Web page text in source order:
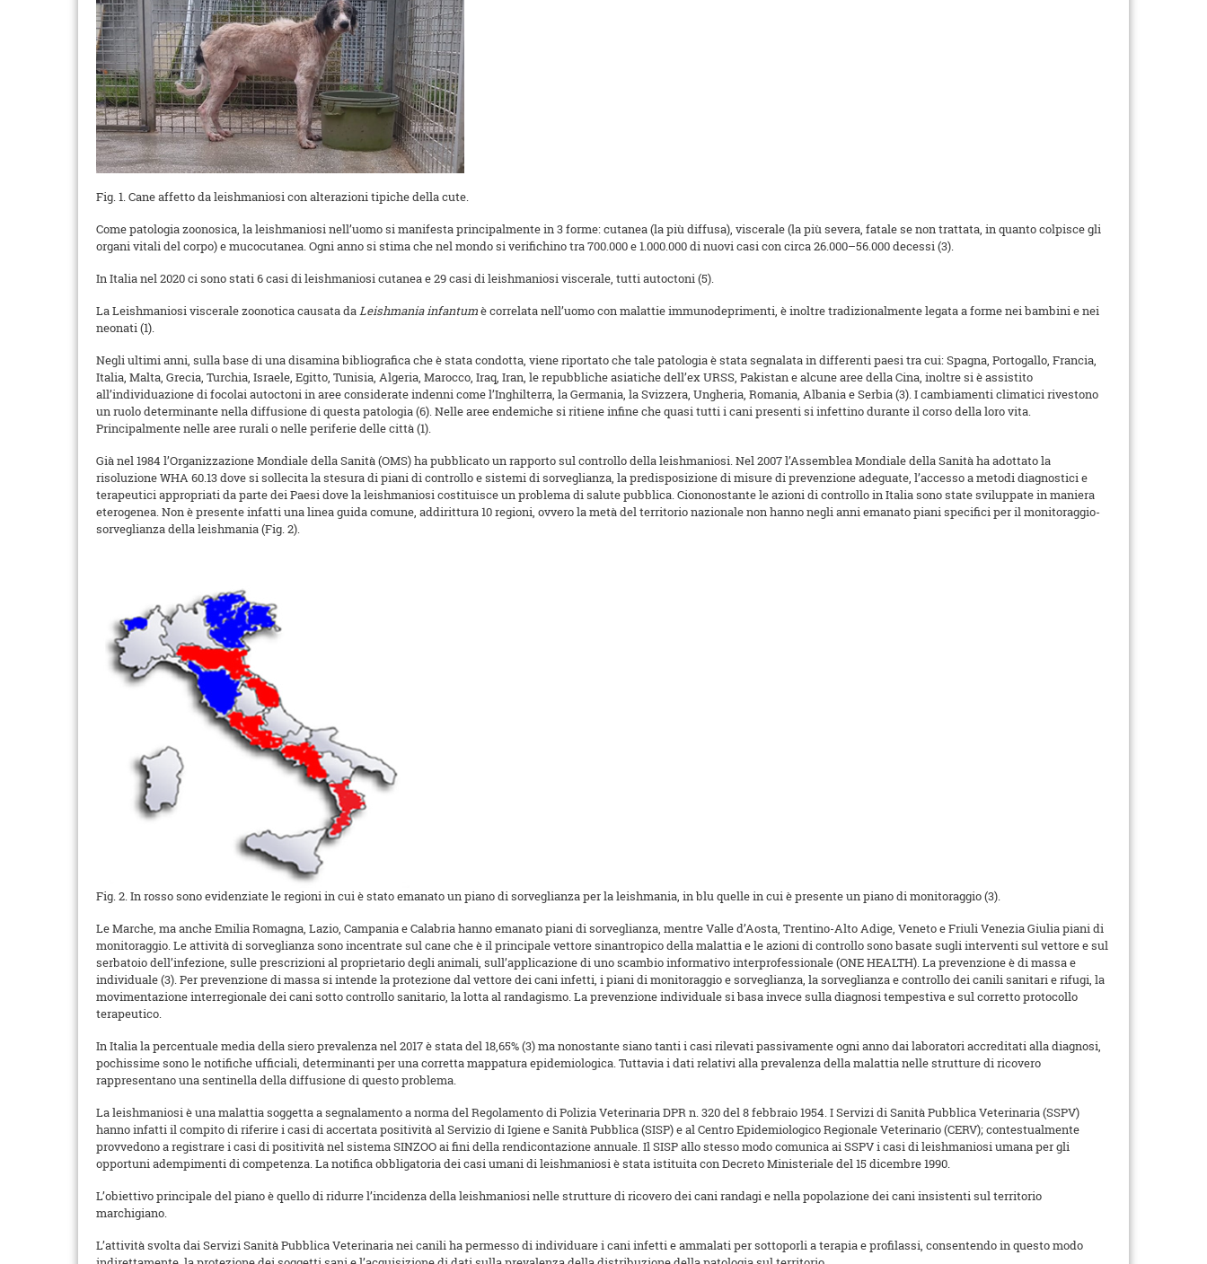
Fig. 1. Cane affetto da leishmaniosi con alterazioni tipiche della cute.
Come patologia zoonosica, la leishmaniosi nell’uomo si manifesta principalmente in 3 forme: cutanea (la più diffusa), viscerale (la più severa, fatale se non trattata, in quanto colpisce gli
organi vitali del corpo) e mucocutanea. Ogni anno si stima che nel mondo si verifichino tra 700.000 e 1.000.000 di nuovi casi con circa 26.000–56.000 decessi (3).
In Italia nel 2020 ci sono stati 6 casi di leishmaniosi cutanea e 29 casi di leishmaniosi viscerale, tutti autoctoni (5).
La Leishmaniosi viscerale zoonotica causata daLeishmania infantumè correlata nell’uomo con malattie immunodeprimenti, è inoltre tradizionalmente legata a forme nei bambini e nei
neonati (1).
Negli ultimi anni, sulla base di una disamina bibliografica che è stata condotta, viene riportato che tale patologia è stata segnalata in differenti paesi tra cui: Spagna, Portogallo, Francia,
Italia, Malta, Grecia, Turchia, Israele, Egitto, Tunisia, Algeria, Marocco, Iraq, Iran, le repubbliche asiatiche dell’ex URSS, Pakistan e alcune aree della Cina, inoltre si è assistito
all’individuazione di focolai autoctoni in aree considerate indenni come l’Inghilterra, la Germania, la Svizzera, Ungheria, Romania, Albania e Serbia (3). I cambiamenti climatici rivestono
un ruolo determinante nella diffusione di questa patologia (6). Nelle aree endemiche si ritiene infine che quasi tutti i cani presenti si infettino durante il corso della loro vita.
Principalmente nelle aree rurali o nelle periferie delle città (1).
Già nel 1984 l’Organizzazione Mondiale della Sanità (OMS) ha pubblicato un rapporto sul controllo della leishmaniosi. Nel 2007 l’Assemblea Mondiale della Sanità ha adottato la
risoluzione WHA 60.13 dove si sollecita la stesura di piani di controllo e sistemi di sorveglianza, la predisposizione di misure di prevenzione adeguate, l’accesso a metodi diagnostici e
terapeutici appropriati da parte dei Paesi dove la leishmaniosi costituisce un problema di salute pubblica. Ciononostante le azioni di controllo in Italia sono state sviluppate in maniera
eterogenea. Non è presente infatti una linea guida comune, addirittura 10 regioni, ovvero la metà del territorio nazionale non hanno negli anni emanato piani specifici per il monitoraggio-
sorveglianza della leishmania (Fig. 2).
Fig. 2. In rosso sono evidenziate le regioni in cui è stato emanato un piano di sorveglianza per la leishmania, in blu quelle in cui è presente un piano di monitoraggio (3).
Le Marche, ma anche Emilia Romagna, Lazio, Campania e Calabria hanno emanato piani di sorveglianza, mentre Valle d’Aosta, Trentino-Alto Adige, Veneto e Friuli Venezia Giulia piani di
monitoraggio. Le attività di sorveglianza sono incentrate sul cane che è il principale vettore sinantropico della malattia e le azioni di controllo sono basate sugli interventi sul vettore e sul
serbatoio dell’infezione, sulle prescrizioni al proprietario degli animali, sull’applicazione di uno scambio informativo interprofessionale (ONE HEALTH). La prevenzione è di massa e
individuale (3). Per prevenzione di massa si intende la protezione dal vettore dei cani infetti, i piani di monitoraggio e sorveglianza, la sorveglianza e controllo dei canili sanitari e rifugi, la
movimentazione interregionale dei cani sotto controllo sanitario, la lotta al randagismo. La prevenzione individuale si basa invece sulla diagnosi tempestiva e sul corretto protocollo
terapeutico.
In Italia la percentuale media della siero prevalenza nel 2017 è stata del 18,65% (3) ma nonostante siano tanti i casi rilevati passivamente ogni anno dai laboratori accreditati alla diagnosi,
pochissime sono le notifiche ufficiali, determinanti per una corretta mappatura epidemiologica. Tuttavia i dati relativi alla prevalenza della malattia nelle strutture di ricovero
rappresentano una sentinella della diffusione di questo problema.
La leishmaniosi è una malattia soggetta a segnalamento a norma del Regolamento di Polizia Veterinaria DPR n. 320 del 8 febbraio 1954. I Servizi di Sanità Pubblica Veterinaria (SSPV)
hanno infatti il compito di riferire i casi di accertata positività al Servizio di Igiene e Sanità Pubblica (SISP) e al Centro Epidemiologico Regionale Veterinario (CERV); contestualmente
provvedono a registrare i casi di positività nel sistema SINZOO ai fini della rendicontazione annuale. Il SISP allo stesso modo comunica ai SSPV i casi di leishmaniosi umana per gli
opportuni adempimenti di competenza. La notifica obbligatoria dei casi umani di leishmaniosi è stata istituita con Decreto Ministeriale del 15 dicembre 1990.
L’obiettivo principale del piano è quello di ridurre l’incidenza della leishmaniosi nelle strutture di ricovero dei cani randagi e nella popolazione dei cani insistenti sul territorio
marchigiano.
L’attività svolta dai Servizi Sanità Pubblica Veterinaria nei canili ha permesso di individuare i cani infetti e ammalati per sottoporli a terapia e profilassi, consentendo in questo modo